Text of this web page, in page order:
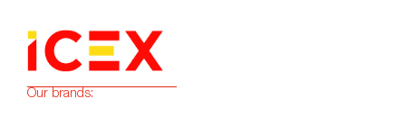
Our brands: